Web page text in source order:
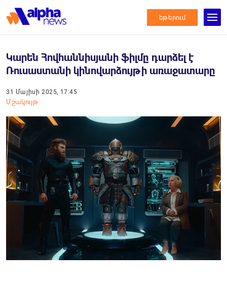
եթերում
Կարեն Հովհաննիսյանի ֆիլմը դարձել է
Ռուսաստանի կինովարձույթի առաջատարը
31 Մայիսի 2025, 17:45
Մշակույթ